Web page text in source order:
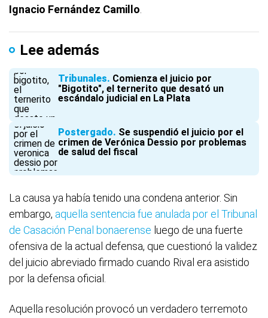
Ignacio Fernández Camillo
Lee además
Tribunales Comienza el juicio por
"Bigotito", el ternerito que desató un
escándalo judicial en La Plata
Postergado Se suspendió el juicio por el
crimen de Verónica Dessio por problemas
de salud del fiscal
La causa ya había tenido una condena anterior. Sin
embargo, aquella sentencia fue anulada por el Tribunal
de Casación Penal bonaerense luego de una fuerte
ofensiva de la actual defensa, que cuestionó la validez
del juicio abreviado firmado cuando Rival era asistido
por la defensa oficial.
Aquella resolución provocó un verdadero terremoto